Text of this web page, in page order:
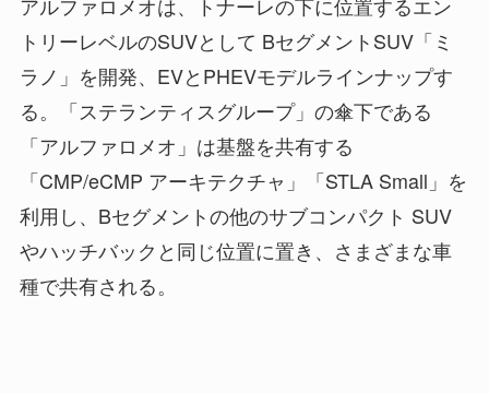
トリーレベルのSUVとして BセグメントSUV「ミ
ラノ」を開発、EVとPHEVモデルラインナップす
る。「ステランティスグループ」の傘下である
「アルファロメオ」は基盤を共有する
「CMP/eCMP アーキテクチャ」「STLA Small」を
利用し、Bセグメントの他のサブコンパクト SUV
やハッチバックと同じ位置に置き、さまざまな車
種で共有される。